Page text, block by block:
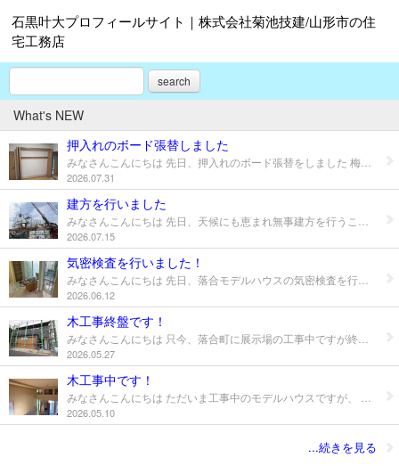
石黒叶大プロフィールサイト｜株式会社菊池技建/山形市の住
宅工務店
search
What's NEW
押入れのボード張替しました
2026.07.31
建方を行いました
2026.07.15
気密検査を行いました！
2026.06.12
木工事終盤です！
2026.05.27
木工事中です！
2026.05.10
...続きを見る